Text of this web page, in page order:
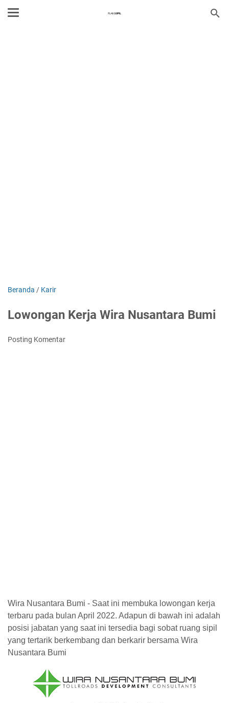
Beranda / Karir
Lowongan Kerja Wira Nusantara Bumi
Posting Komentar
Wira Nusantara Bumi - Saat ini membuka lowongan kerja
terbaru pada bulan April 2022. Adapun di bawah ini adalah
posisi jabatan yang saat ini tersedia bagi sobat ruang sipil
yang tertarik berkembang dan berkarir bersama Wira
Nusantara Bumi